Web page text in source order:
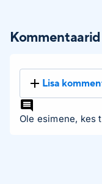
Kommentaarid
Lisa
Ole esimene, kes